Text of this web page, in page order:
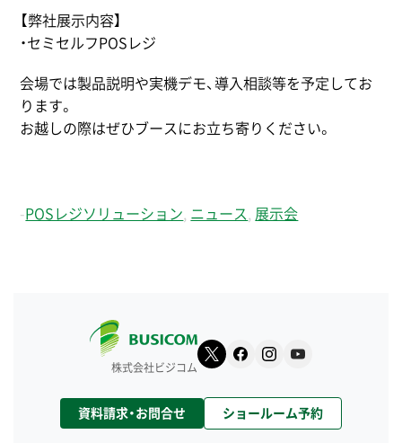
【弊社展示内容】
・セミセルフPOSレジ
会場では製品説明や実機デモ、導入相談等を予定してお
ります。
お越しの際はぜひブースにお立ち寄りください。
- POSレジソリューション ニュース 展示会
株式会社ビジコム
資料請求・お問合せ ショールーム予約